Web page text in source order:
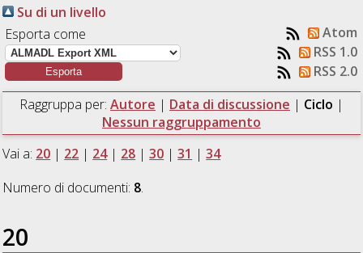
Su di un livello
Esporta come
Atom
RSS 1.0
RSS 2.0
Raggruppa per: Autore | Data di discussione | Ciclo |
Nessun raggruppamento
Vai a: 20 | 22 | 24| 28 |30 |31 |34
Numero di documenti: 8.
20